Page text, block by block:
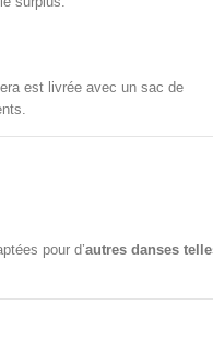
est livrée avec un sac de
pour d’autres danses